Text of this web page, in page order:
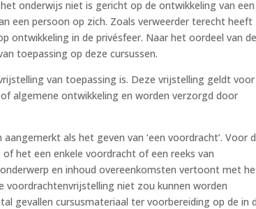
onderwijs niet is gericht op de ontwikkeling van een
een persoon op zich. Zoals verweerder terecht heeft
ontwikkeling in de privésfeer. Naar het oordeel van de
toepassing op deze cursussen.
van toepassing is. Deze vrijstelling geldt voor
algemene ontwikkeling en worden verzorgd door
als het geven van ‘een voordracht’. Voor
het een enkele voordracht of een reeks van
en inhoud overeenkomsten vertoont met
niet zou kunnen worden
gevallen cursusmateriaal ter voorbereiding op de in